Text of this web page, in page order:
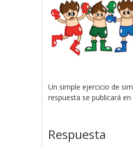
Un simple ejercicio de
respuesta se publicará
Respuesta